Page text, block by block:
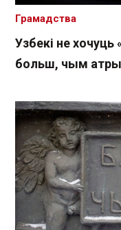
Узбекі не хочуць
больш, чым
Грамадства